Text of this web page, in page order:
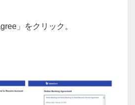
」をクリック。